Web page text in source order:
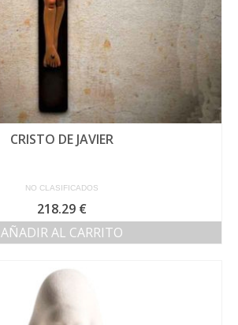
CRISTO DE JAVIER
NO CLASIFICADOS
218.29 €
AÑADIR AL CARRITO